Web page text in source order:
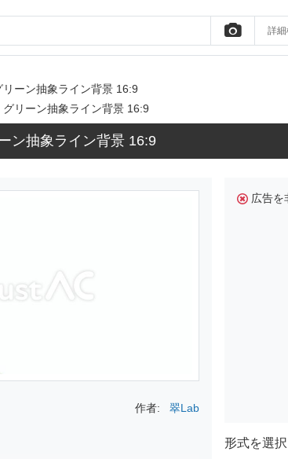
詳細
リーン抽象ライン背景 16:9
グリーン抽象ライン背景 16:9
ン抽象ライン背景 16:9
作者: 翠Lab
広告を
形式を選